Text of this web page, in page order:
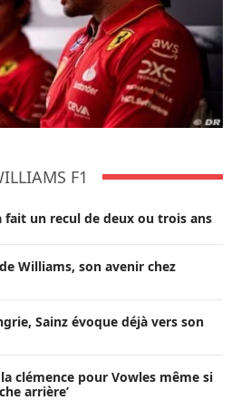
F1
fait un recul de deux ou trois ans
Williams, son avenir chez
Sainz évoque déjà vers son
clémence pour Vowles même si
arrière’